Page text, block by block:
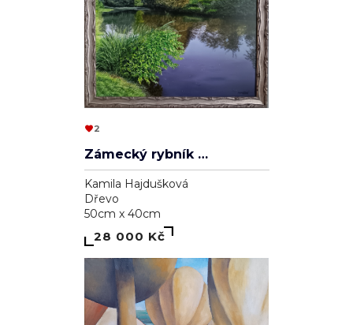
2
Zámecký rybník v Lednici
Kamila Hajdušková
Dřevo
50cm x 40cm
28 000 Kč